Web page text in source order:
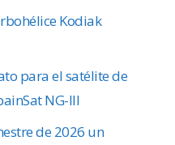
Kodiak
para el satélite de
NG-III
de 2026 un